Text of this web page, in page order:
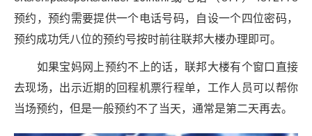
预约，预约需要提供一个电话号码，自设一个四位密码，
预约成功凭八位的预约号按时前往联邦大楼办理即可。
如果宝妈网上预约不上的话，联邦大楼有个窗口直接
去现场，出示近期的回程机票行程单，工作人员可以帮你
当场预约，但是一般预约不了当天，通常是第二天再去。